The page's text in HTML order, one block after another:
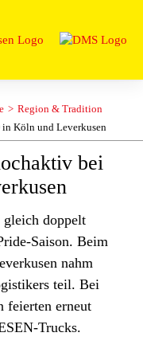
Region & Tradition
Köln und Leverkusen
bei
doppelt
Saison. Beim
nahm
teil. Bei
feierten erneut
Trucks.